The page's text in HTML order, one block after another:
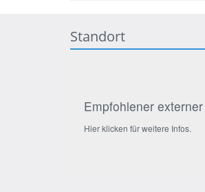
Standort
Empfohlener
Hier klicken für weitere Infos.